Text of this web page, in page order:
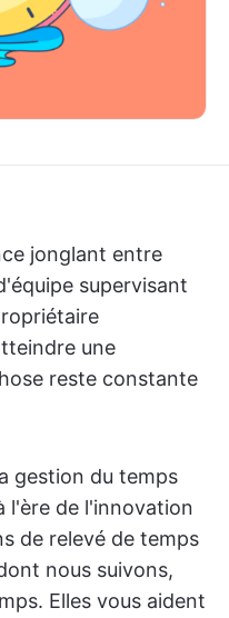
jonglant entre
supervisant
une
reste constante
gestion du temps
l'ère de l'innovation
de relevé de temps
nous suivons,
Elles vous aident